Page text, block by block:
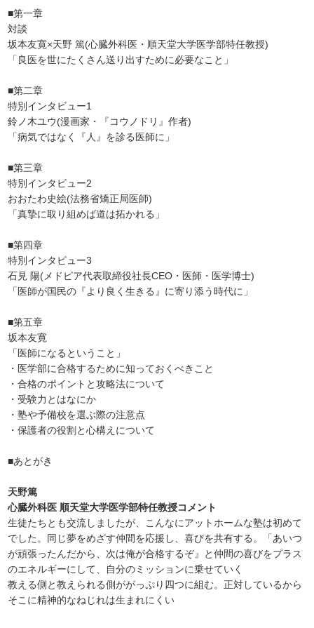
■第一章
対談
坂本友寛×天野 篤(心臓外科医・順天堂大学医学部特任教授)
「良医を世にたくさん送り出すために必要なこと」
■第二章
特別インタビュー1
鈴ノ木ユウ(漫画家・『コウノドリ』作者)
「病気ではなく『人』を診る医師に」
■第三章
特別インタビュー2
おおたわ史絵(法務省矯正局医師)
「真摯に取り組めば道は拓かれる」
■第四章
特別インタビュー3
石見 陽(メドピア代表取締役社長CEO・医師・医学博士)
「医師が国民の『より良く生きる』に寄り添う時代に」
■第五章
坂本友寛
「医師になるということ」
・医学部に合格するために知っておくべきこと
・合格のポイントと攻略法について
・受験力とはなにか
・塾や予備校を選ぶ際の注意点
・保護者の役割と心構えについて
■あとがき
天野篤
心臓外科医 順天堂大学医学部特任教授コメント
生徒たちとも交流しましたが、こんなにアットホームな塾は初めて
でした。同じ夢をめざす仲間を応援し、喜びを共有する。「あいつ
が頑張ったんだから、次は俺が合格するぞ』と仲間の喜びをプラス
のエネルギーにして、自分のミッションに乗せていく
教える側と教えられる側ががっぷり四つに組む。正対しているから
そこに精神的なねじれは生まれにくい